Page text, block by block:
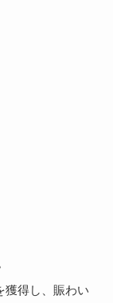
獲得し、賑わい